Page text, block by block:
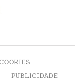
PUBLICIDADE